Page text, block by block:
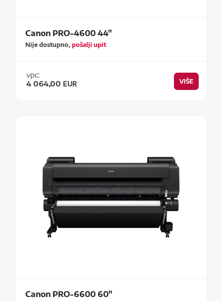
Canon PRO-4600 44"
Nije dostupno,pošalji upit
vpc:
4 064,00 EUR VIŠE
Canon PRO-6600 60"